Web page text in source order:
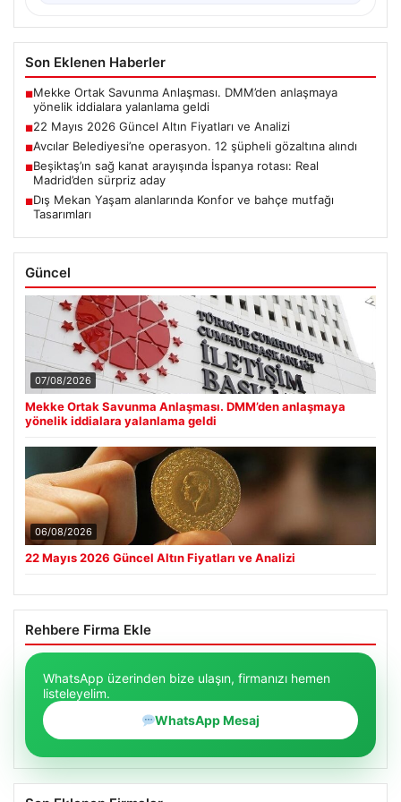
Son Eklenen Haberler
■Mekke Ortak Savunma Anlaşması. DMM’den anlaşmaya
yönelik iddialara yalanlama geldi
■22 Mayıs 2026 Güncel Altın Fiyatları ve Analizi
■Avcılar Belediyesi’ne operasyon. 12 şüpheli gözaltına alındı
■Beşiktaş’ın sağ kanat arayışında İspanya rotası: Real
Madrid’den sürpriz aday
■Dış Mekan Yaşam alanlarında Konfor ve bahçe mutfağı
Tasarımları
Güncel
07/08/2026
Mekke Ortak Savunma Anlaşması. DMM’den anlaşmaya
yönelik iddialara yalanlama geldi
06/08/2026
22 Mayıs 2026 Güncel Altın Fiyatları ve Analizi
Rehbere Firma Ekle
WhatsApp üzerinden bize ulaşın, firmanızı hemen
listeleyelim.
WhatsApp Mesaj